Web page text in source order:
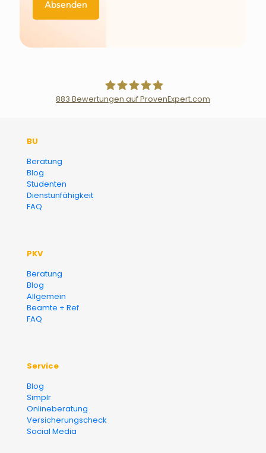
883 Bewertungen auf ProvenExpert.com
BU
Beratung
Blog
Studenten
Dienstunfähigkeit
FAQ
PKV
Beratung
Blog
Allgemein
Beamte + Ref
FAQ
Service
Blog
Simplr
Onlineberatung
Versicherungscheck
Social Media